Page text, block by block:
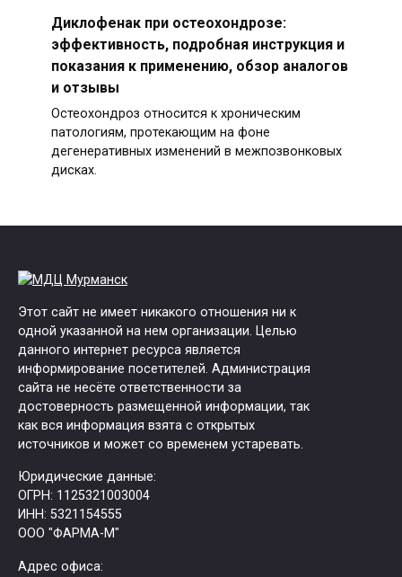
Диклофенак при остеохондрозе:
эффективность, подробная инструкция и
показания к применению, обзор аналогов
и отзывы
Остеохондроз относится к хроническим
патологиям, протекающим на фоне
дегенеративных изменений в межпозвонковых
дисках.
Этот сайт не имеет никакого отношения ни к
одной указанной на нем организации. Целью
данного интернет ресурса является
информирование посетителей. Администрация
сайта не несёте ответственности за
достоверность размещенной информации, так
как вся информация взята с открытых
источников и может со временем устаревать.
Юридические данные:
ОГРН: 1125321003004
ИНН: 5321154555
ООО "ФАРМА-М"
Адрес офиса: